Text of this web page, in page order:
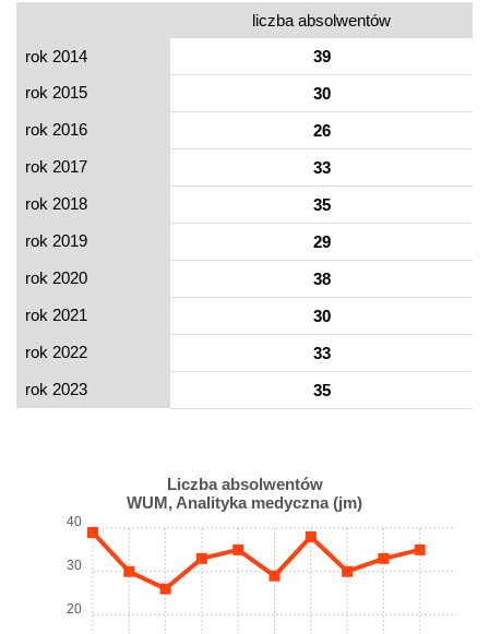
liczba absolwentów
rok 2014
39
rok 2015
30
rok 2016
26
rok 2017
33
rok 2018
35
rok 2019
29
rok 2020
38
rok 2021
30
rok 2022
33
rok 2023
35
Liczba absolwentów
WUM, Analityka medyczna (jm)
20
30
40